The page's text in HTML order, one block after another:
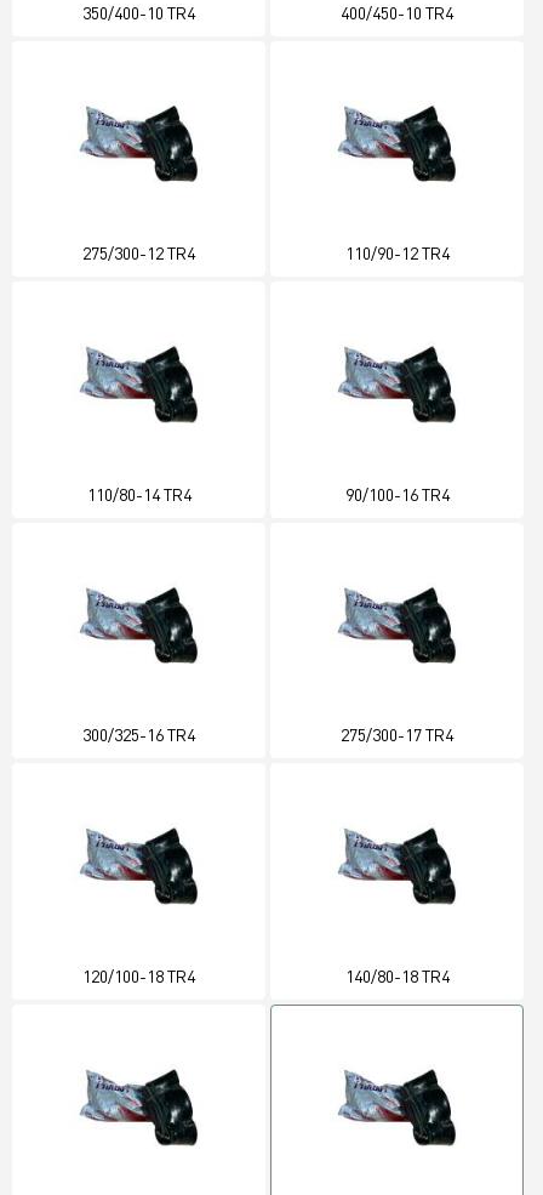
350/400-10 TR4 400/450-10 TR4
275/300-12 TR4 110/90-12 TR4
110/80-14 TR4 90/100-16 TR4
300/325-16 TR4 275/300-17 TR4
120/100-18 TR4 140/80-18 TR4